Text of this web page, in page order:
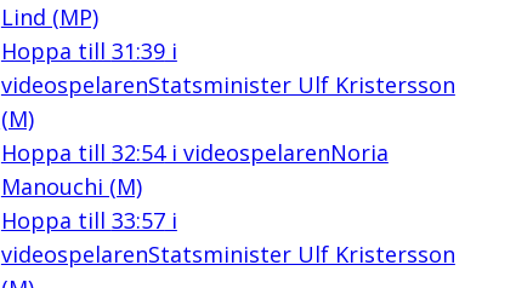
Lind (MP)
Hoppa till 31:39i
videospelarenStatsminister Ulf Kristersson
(M)
Hoppa till 32:54i videospelarenNoria
Manouchi (M)
Hoppa till 33:57i
videospelarenStatsminister Ulf Kristersson